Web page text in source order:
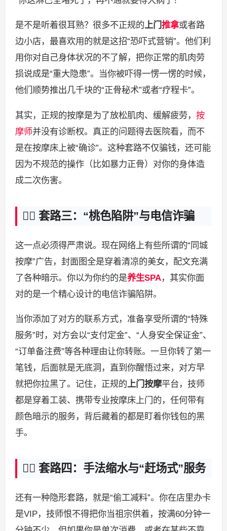
是不是听着很耳熟？很多不正规的上门推拿或者路
边小店，最喜欢用的就是这招“恐吓式营销”。他们利
用你对自己身体状况的不了解，把你正常的肌肉劳
损说成是“重大隐患”。当你被吓得一愣一愣的时候，
他们顺势推出几千块的“正骨秘术”或者“疗程卡”。
其实，正规的按摩是为了放松肌肉、缓解疲劳， 按
摩师并没有诊断权。真正的问题得去医院看，而不
是在按摩床上被“确诊”。这种套路不仅骗钱，还可能
因为不规范的操作（比如暴力正骨）对你的身体造
成二次伤害。
🕵️‍♂️ 套路三：“桃色陷阱”与电信诈骗
这一点必须得严肃说。现在网络上有些所谓的“同城
按摩”广告，封面图全是穿着清凉的美女，配文充满
了各种暗示。你以为你约的是养生SPA，其实你面
对的是一个精心设计的电信诈骗陷阱。
当你添加了对方的联系方式，准备享受所谓的“特殊
服务”时，对方会以“支付定金”、“人身安全保证金”、
“订单备注费”等各种理由让你转账。一旦你转了第一
笔钱，后面就是无底洞，直到你醒悟过来，对方早
就把你拉黑了。记住，正规的上门按摩平台，技师
都是穿着工装、携带专业按摩床上门的，任何带有
颜色暗示的服务，背后藏着的都是盯着你钱包的黑
手。
🕵️‍♂️ 套路四：手法缩水与“赶场式”服务
还有一种隐形套路，就是“偷工减料”。你在店里办卡
是VIP，技师恨不得把你当祖宗供着，按满60分钟一